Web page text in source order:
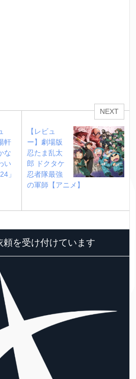
軒
な
い
」
NEXT
【レビュ
ー】劇場版
忍たま乱太
郎 ドクタケ
忍者隊最強
の軍師【アニメ】
頼を受け付けています